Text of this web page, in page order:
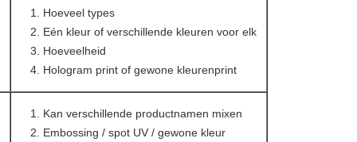
Hoeveel types
Eén kleur of verschillende kleuren voor elk
Hoeveelheid
Hologram print of gewone kleurenprint
Kan verschillende productnamen mixen
Embossing / spot UV / gewone kleur